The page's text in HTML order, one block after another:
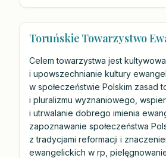
Toruńskie Towarzystwo
Celem towarzystwa jest
i upowszechnianie kultury
w społeczeństwie Polskim zasad
i pluralizmu wyznaniowego,
i utrwalanie dobrego imienia
zapoznawanie społeczeństwa
z tradycjami reformacji i
ewangelickich w rp,